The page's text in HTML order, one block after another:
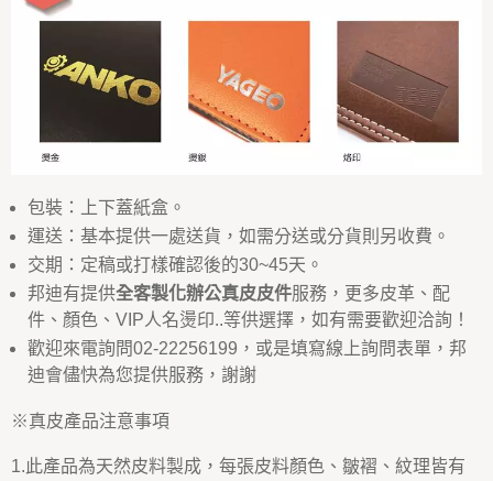
包裝：上下蓋紙盒。
運送：基本提供一處送貨，如需分送或分貨則另收費。
交期：定稿或打樣確認後的30~45天。
邦迪有提供全客製化辦公真皮皮件服務，更多皮革、配
件、顏色、VIP人名燙印..等供選擇，如有需要歡迎洽詢！
歡迎來電詢問02-22256199，或是填寫線上詢問表單，邦
迪會儘快為您提供服務，謝謝
※真皮產品注意事項
1.此產品為天然皮料製成，每張皮料顏色、皺褶、紋理皆有